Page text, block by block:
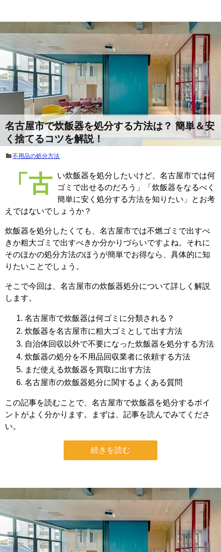
名古屋市で炊飯器を処分する方法は？ 簡単＆安
く捨てるコツを解説！
不用品の処分方法
「古い炊飯器を処分したいけど、名古屋市では何
ゴミで出せるのだろう」「炊飯器をなるべく
簡単に安く処分する方法を知りたい」とお考
えではないでしょうか？
炊飯器を処分したくても、名古屋市では不燃ゴミで出すべ
きか粗大ゴミで出すべきか分かりづらいですよね。それに
そのほかの処分方法のほうが簡単でお得なら、具体的に知
りたいことでしょう。
そこで今回は、名古屋市の炊飯器処分について詳しく解説
します。
名古屋市で炊飯器は何ゴミに分類される？
炊飯器を名古屋市に粗大ゴミとして出す方法
自治体回収以外で不要になった炊飯器を処分する方法
炊飯器の処分を不用品回収業者に依頼する方法
まだ使える炊飯器を買取に出す方法
名古屋市の炊飯器処分に関するよくある質問
この記事を読むことで、名古屋市で炊飯器を処分するポイ
ントがよく分かります。まずは、記事を読んでみてくださ
い。
続きを読む